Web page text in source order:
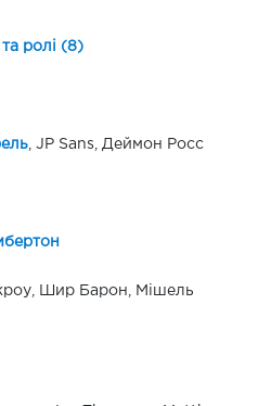
ролі (8)
, JP Sans, Деймон Росс
Шир Барон, Мішель